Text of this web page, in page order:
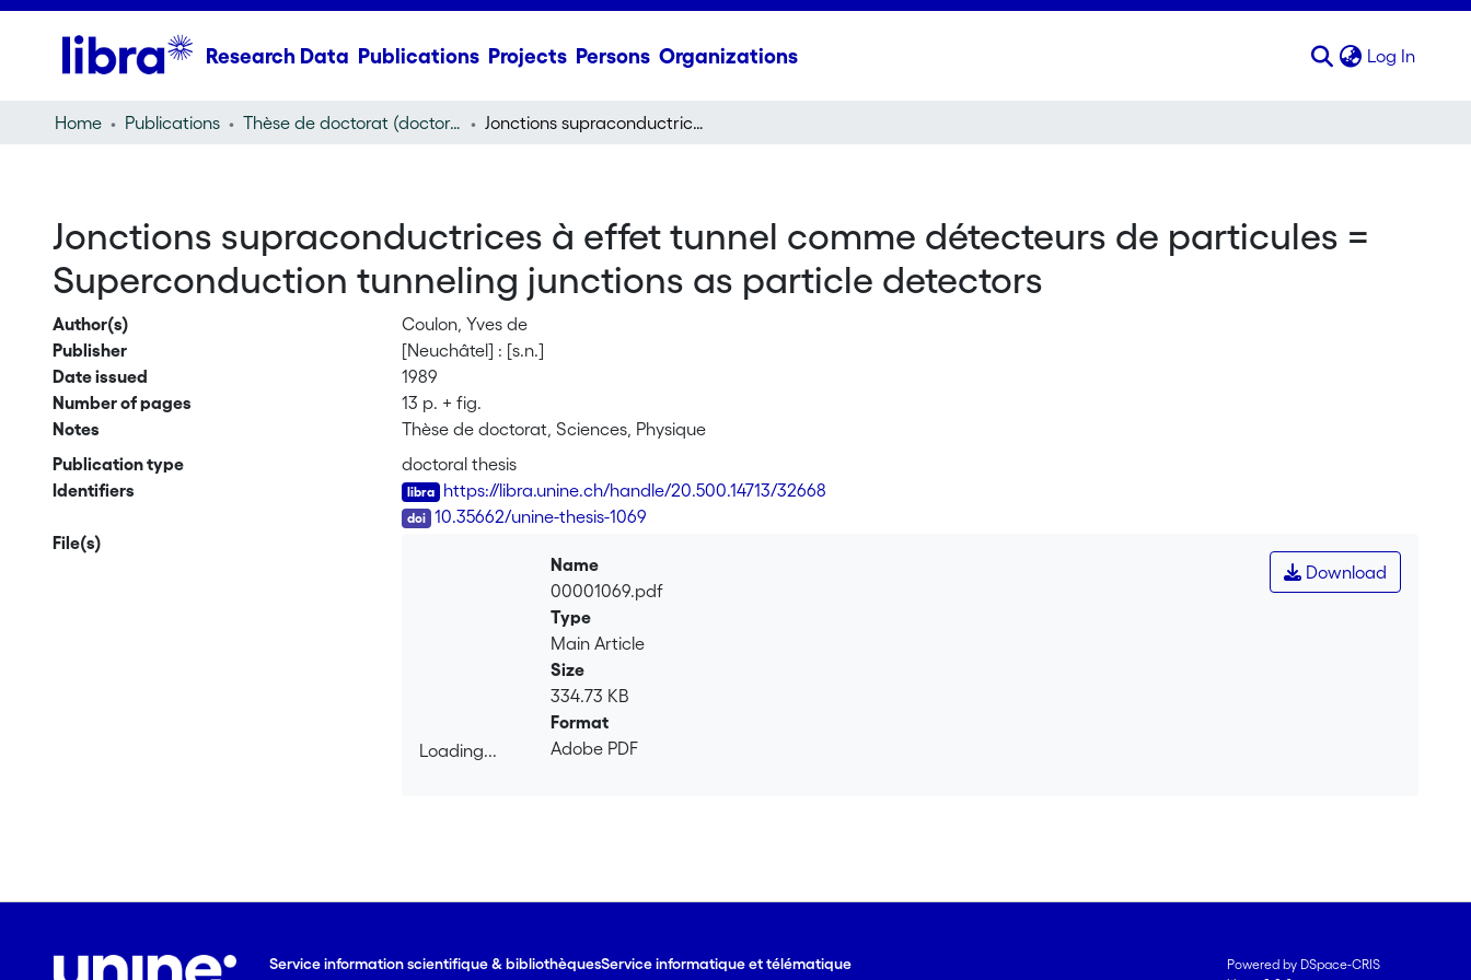
Research Data Publications Projects Persons Organizations Log In
Home Publications Thèse de doctorat (doctoral thesis) Jonctions supraconductrices à effet tunnel comme détecteurs de particules = Superconduction tunneling junctions as particle detectors
Jonctions supraconductrices à effet tunnel comme détecteurs de particules =
Superconduction tunneling junctions as particle detectors
Author(s)
Coulon, Yves de
Publisher
[Neuchâtel] : [s.n.]
Date issued
1989
Number of pages
13 p. + fig.
Notes
Thèse de doctorat, Sciences, Physique
Publication type
doctoral thesis
Identifiers
https://libra.unine.ch/handle/20.500.14713/32668
10.35662/unine-thesis-1069
File(s)
Loading...
Download
Name
00001069.pdf
Type
Main Article
Size
334.73 KB
Format
Adobe PDF
Service information scientifique & bibliothèquesService informatique et télématique
Powered by DSpace-CRIS